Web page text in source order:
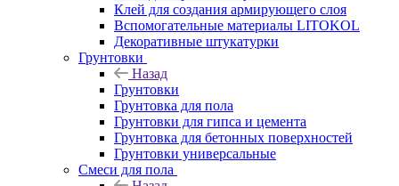
Клей для создания армирующего слоя
Вспомогательные материалы LITOKOL
Декоративные штукатурки
Грунтовки
Назад
Грунтовки
Грунтовка для пола
Грунтовки для гипса и цемента
Грунтовка для бетонных поверхностей
Грунтовки универсальные
Смеси для пола